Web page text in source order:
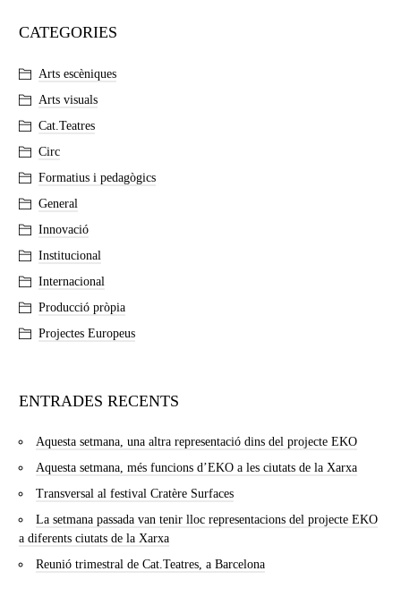
CATEGORIES
Arts escèniques
Arts visuals
Cat.Teatres
Circ
Formatius i pedagògics
General
Innovació
Institucional
Internacional
Producció pròpia
Projectes Europeus
ENTRADES RECENTS
Aquesta setmana, una altra representació dins del projecte EKO
Aquesta setmana, més funcions d’EKO a les ciutats de la Xarxa
Transversal al festival Cratère Surfaces
La setmana passada van tenir lloc representacions del projecte EKO
a diferents ciutats de la Xarxa
Reunió trimestral de Cat.Teatres, a Barcelona